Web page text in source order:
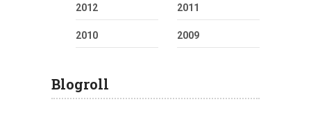
2012 2011
2010 2009
Blogroll